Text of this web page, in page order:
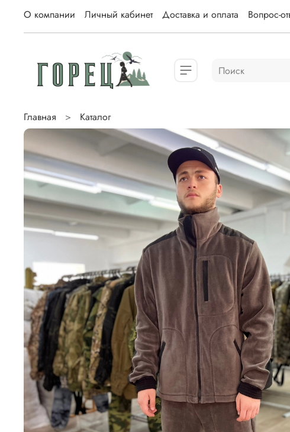
О компании Личный кабинет Доставка и оплата Вопрос-
Главная
Каталог